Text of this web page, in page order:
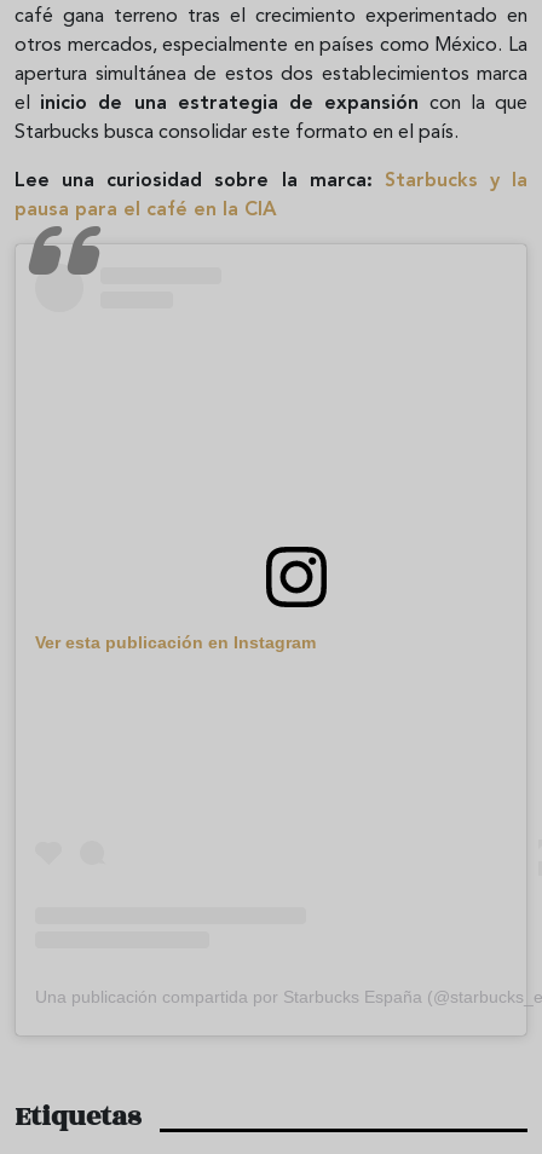
café gana terreno tras el crecimiento experimentado en
otros mercados, especialmente en países como México. La
apertura simultánea de estos dos establecimientos marca
el inicio de una estrategia de expansión con la que
Starbucks busca consolidar este formato en el país.
Lee una curiosidad sobre la marca: Starbucks y la
pausa para el café en la CIA
Ver esta publicación en Instagram
Una publicación compartida por Starbucks España
Etiquetas